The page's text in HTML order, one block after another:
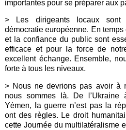
importantes pour se préparer aux
> Les dirigeants locaux sont
démocratie européenne. En
et la confiance du public sont
efficace et pour la force de
excellent échange. Ensemble,
forte à tous les niveaux.
> Nous ne devrions pas avoir à
nous sommes là. De
Yémen, la guerre n’est pas la
ont des règles. Le droit
cette Journée du multilatéralisme